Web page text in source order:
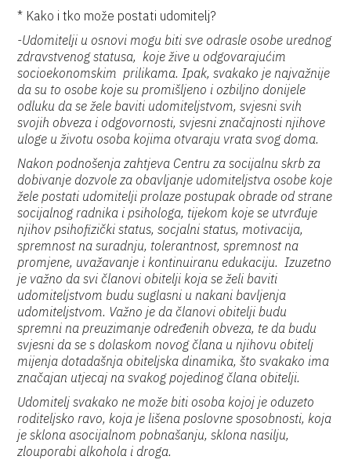
* Kako i tko može postati udomitelj?
-Udomitelji u osnovi mogu biti sve odrasle osobe urednog
zdravstvenog statusa, koje žive u odgovarajućim
socioekonomskim prilikama. Ipak, svakako je najvažnije
da su to osobe koje su promišljeno i ozbiljno donijele
odluku da se žele baviti udomiteljstvom, svjesni svih
svojih obveza i odgovornosti, svjesni značajnosti njihove
uloge u životu osoba kojima otvaraju vrata svog doma.
Nakon podnošenja zahtjeva Centru za socijalnu skrb za
dobivanje dozvole za obavljanje udomiteljstva osobe koje
žele postati udomitelji prolaze postupak obrade od strane
socijalnog radnika i psihologa, tijekom koje se utvrđuje
njihov psihofizički status, socjalni status, motivacija,
spremnost na suradnju, tolerantnost, spremnost na
promjene, uvažavanje i kontinuiranu edukaciju. Izuzetno
je važno da svi članovi obitelji koja se želi baviti
udomiteljstvom budu suglasni u nakani bavljenja
udomiteljstvom. Važno je da članovi obitelji budu
spremni na preuzimanje određenih obveza, te da budu
svjesni da se s dolaskom novog člana u njihovu obitelj
mijenja dotadašnja obiteljska dinamika, što svakako ima
značajan utjecaj na svakog pojedinog člana obitelji.
Udomitelj svakako ne može biti osoba kojoj je oduzeto
roditeljsko ravo, koja je lišena poslovne sposobnosti, koja
je sklona asocijalnom pobnašanju, sklona nasilju,
zlouporabi alkohola i droga.